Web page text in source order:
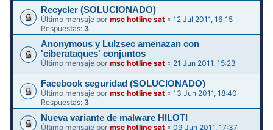
Recycler (SOLUCIONADO)
Último mensaje pormsc hotline sat «12 Jul 2011, 16:15
Respuestas:3
Anonymous y Lulzsec amenazan con
'ciberataques' conjuntos
Último mensaje pormsc hotline sat « 21 Jun 2011, 15:23
Facebook seguridad (SOLUCIONADO)
Último mensaje pormsc hotline sat «13 Jun 2011, 18:40
Respuestas:3
Nueva variante de malware HILOTI
Último mensaje pormsc hotline sat «09 Jun 2011, 17:37